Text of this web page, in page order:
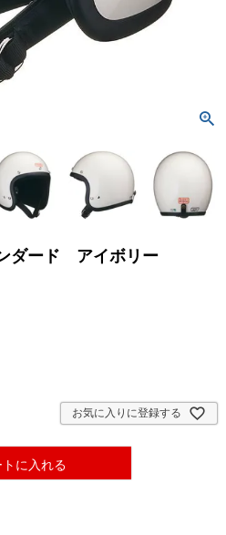
ダード アイボリー
お気に入りに登録する
トに入れる